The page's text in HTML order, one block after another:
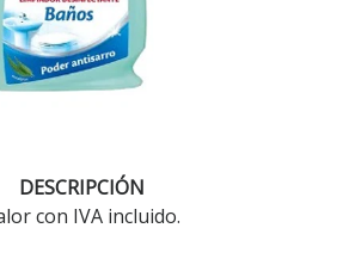
DESCRIPCIÓN
con IVA incluido.